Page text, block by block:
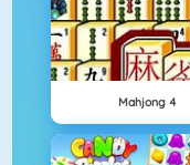
Mahjong 4